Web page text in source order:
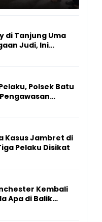
di Tanjung Uma
Judi, Ini
Polsek Batu
Kasus Jambret di
Pelaku Disikat
Kembali
Apa di Balik